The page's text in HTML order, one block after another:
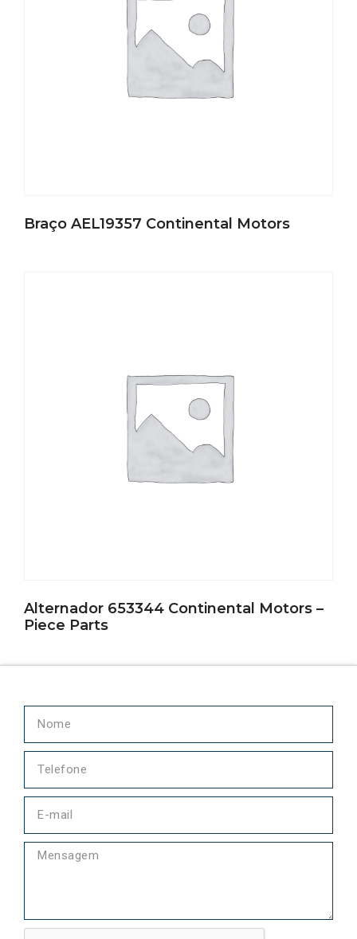
Braço AEL19357 Continental Motors
Alternador 653344 Continental Motors –
Piece Parts